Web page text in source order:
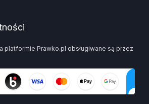
platformie Prawko.pl obsługiwane są przez